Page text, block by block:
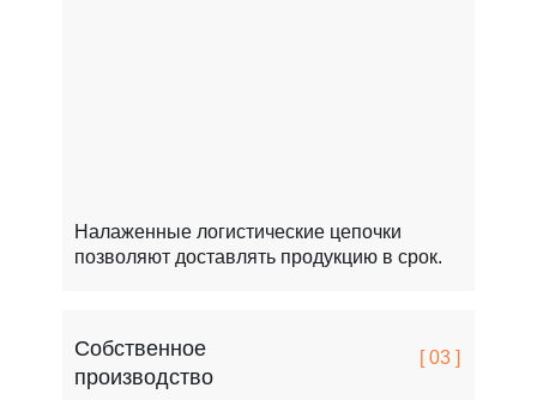
Собственное
производство
[ 03 ]
Налаженные логистические цепочки
позволяют доставлять продукцию в срок.